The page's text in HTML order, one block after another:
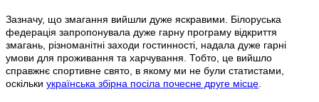
Зазначу, що змагання вийшли дуже яскравими. Білоруська
федерація запропонувала дуже гарну програму відкриття
змагань, різноманітні заходи гостинності, надала дуже гарні
умови для проживання та харчування. Тобто, це вийшло
справжнє спортивне свято, в якому ми не були статистами,
оскільки українська збірна посіла почесне друге місце